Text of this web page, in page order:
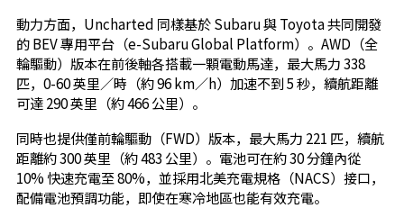
動力方面，Uncharted 同樣基於 Subaru 與 Toyota 共同開發
的 BEV 專用平台（e-Subaru Global Platform）。AWD（全
輪驅動）版本在前後軸各搭載一顆電動馬達，最大馬力 338
匹，0-60 英里／時（約 96 km／h）加速不到 5 秒，續航距離
可達 290 英里（約 466 公里）。
同時也提供僅前輪驅動（FWD）版本，最大馬力 221 匹，續航
距離約 300 英里（約 483 公里）。電池可在約 30 分鐘內從
10% 快速充電至 80%，並採用北美充電規格（NACS）接口，
配備電池預調功能，即使在寒冷地區也能有效充電。